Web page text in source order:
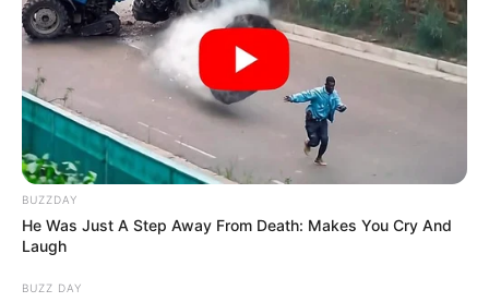
legsúlyosabb közjogi botrányt.
BUZZDAY
He Was Just A Step Away From Death: Makes You Cry And
Laugh
BUZZ DAY